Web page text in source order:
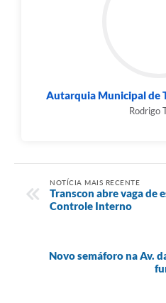
Autarquia Municipal de
Rodrigo
NOTÍCIA MAIS RECENTE
Transcon abre vaga de
Controle Interno
Novo semáforo na Av.